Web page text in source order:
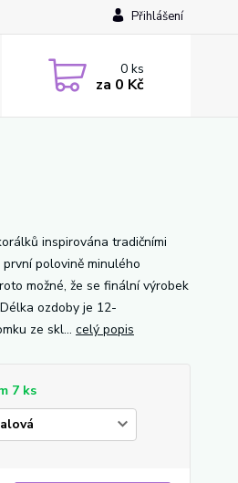
Přihlášení
0ks
za 0 Kč
inspirována tradičními
polovině minulého
možné, že se finální výrobek
ozdoby je 12-
ze skl... celý popis
7 ks